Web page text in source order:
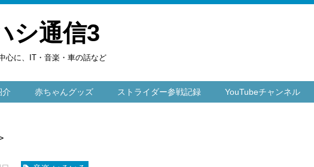
シ通信3
心に、IT・音楽・車の話など
介 赤ちゃんグッズ ストライダー参戦記録 YouTubeチャンネル